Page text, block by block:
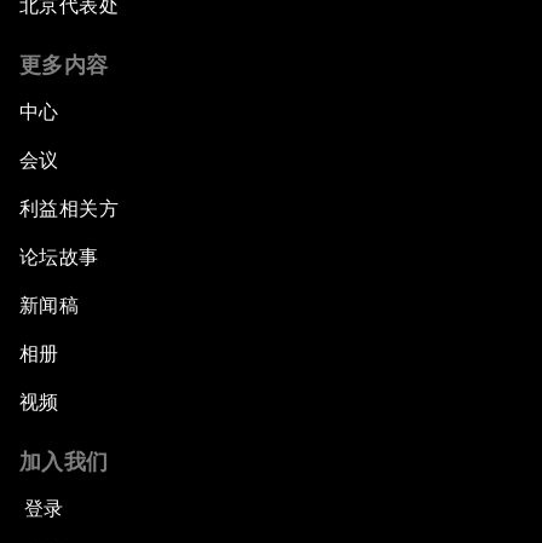
北京代表处
更多内容
中心
会议
利益相关方
论坛故事
新闻稿
相册
视频
加入我们
登录